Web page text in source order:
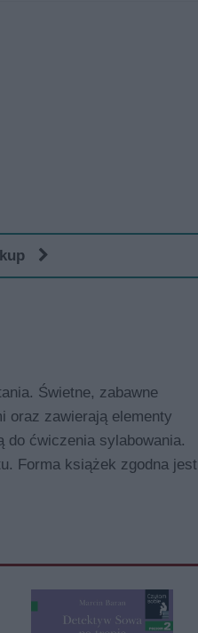
Świetne, zabawne
oraz zawierają elementy
do ćwiczenia sylabowania.
Forma książek zgodna jest